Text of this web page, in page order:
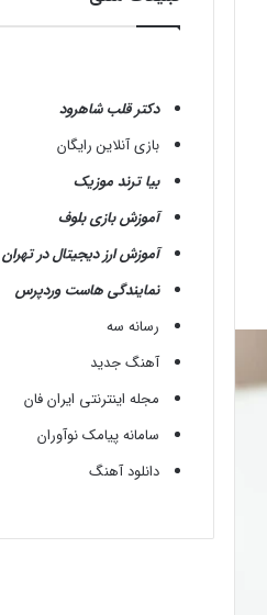
دکتر قلب شاهرود
بازی آنلاین رایگان
بیا ترند موزیک
آموزش بازی بلوف
آموزش ارز دیجیتال در تهران
نمایندگی هاست وردپرس
رسانه سه
آهنگ جدید
مجله اینترنتی ایران فان
سامانه پیامک نوآوران
دانلود آهنگ